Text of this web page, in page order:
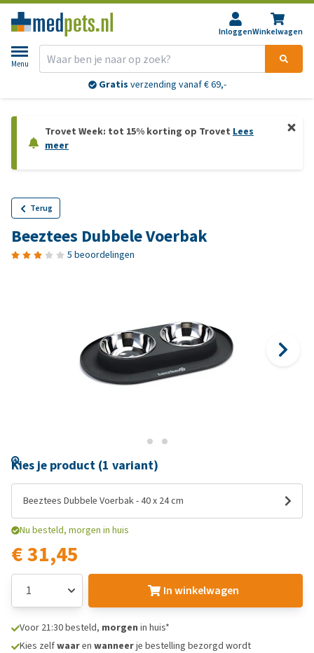
InloggenWinkelwagen
Menu
Gratis verzending vanaf € 69,-
Trovet Week: tot 15% korting op Trovet Lees
meer
Terug
Beeztees Dubbele Voerbak
5 beoordelingen
Kies je product (1 variant)
Beeztees Dubbele Voerbak - 40 x 24 cm
Nu besteld, morgen in huis
€ 31,45
In winkelwagen
Voor 21:30 besteld, morgen in huis*
Kies zelfwaaren wanneerje bestelling bezorgd wordt